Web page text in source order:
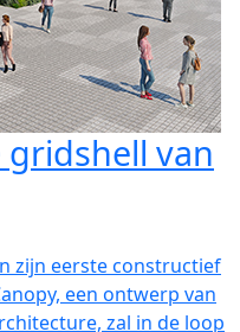
van
zijn eerste constructief
een ontwerp van
zal in de loop